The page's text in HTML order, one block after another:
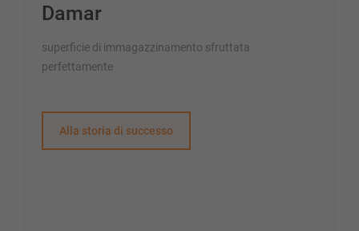
Damar
superficie di immagazzinamento sfruttata
perfettamente
Alla storia di successo